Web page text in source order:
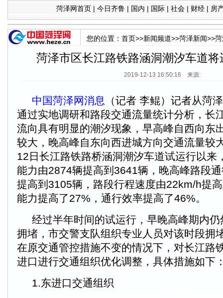
菏泽网首页 | 今日齐鲁 | 国内 | 国际 | 社会 | 财经 | 房
您的位置： 首页>>新闻频道>>菏泽新闻>>
菏泽市区长江路铁路涵洞潮汐车道
2019-12-13 16:50:16 来源:
中国菏泽网消息 （记者 李鲲）记者从菏
通过实地调研和路段交通流量统计分析，长
流向具有明显的潮汐现象，早高峰自西向东
较大，晚高峰自东向西进城方向交通流量较
12日长江路铁路桥涵洞潮汐车道试运行以来
能力由2874辆提高到3641辆，晚高峰路段
提高到3105辆，路段行程速度由22km/h提
能力提高了27%，通行效率提高了46%。
经过半年时间的试运行，早晚高峰期内
拥堵，市交警支队组织专业人员对该时段拥
在原交通管控措施不变的情况下，对长江路
进口进行交通组织优化调整，具体措施如下
1.东进口交通组织